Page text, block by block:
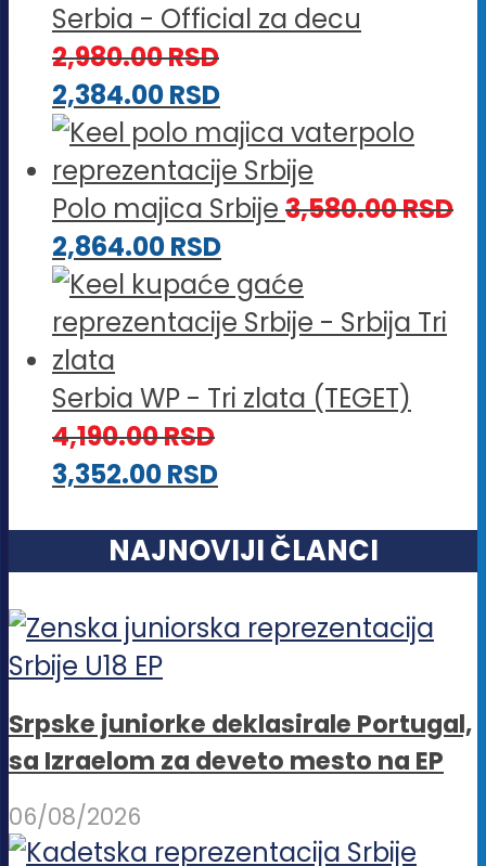
Serbia - Official za decu
2,980.00RSD
2,384.00RSD
Polo majica Srbije 3,580.00RSD
2,864.00RSD
Serbia WP - Tri zlata (TEGET)
4,190.00RSD
3,352.00RSD
NAJNOVIJI ČLANCI
Srpske juniorke deklasirale Portugal,
sa Izraelom za deveto mesto na EP
06/08/2026